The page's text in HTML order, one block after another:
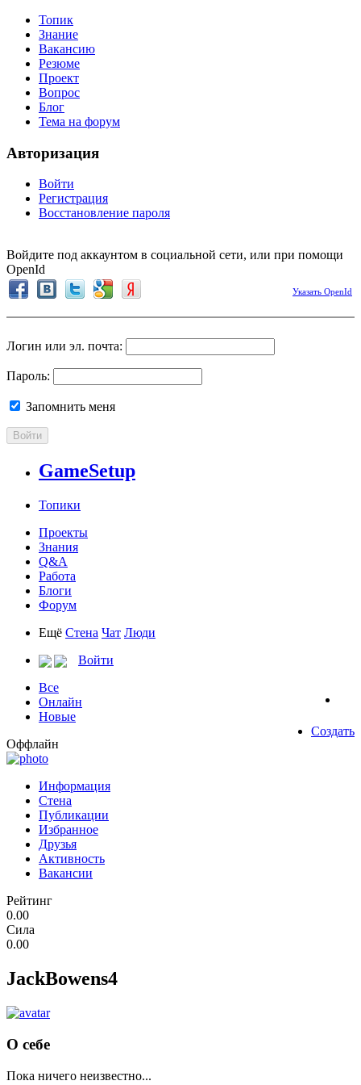
Топик
Знание
Вакансию
Резюме
Проект
Вопрос
Блог
Тема на форум
Авторизация
Войти
Регистрация
Восстановление пароля
Войдите под аккаунтом в социальной сети, или при помощи
OpenId
Указать OpenId
Логин или эл. почта:
Пароль:
Запомнить меня
Войти
GameSetup
Топики
Проекты
Знания
Q&A
Работа
Блоги
Форум
Ещё Стена Чат Люди
Войти
Все
Онлайн
Новые
Создать
Оффлайн
Информация
Стена
Публикации
Избранное
Друзья
Активность
Вакансии
Рейтинг
0.00
Сила
0.00
JackBowens4
О себе
Пока ничего неизвестно...